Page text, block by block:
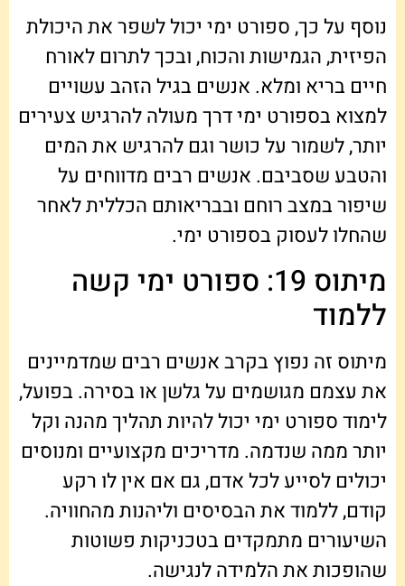
נוסף על כך, ספורט ימי יכול לשפר את היכולת
הפיזית, הגמישות והכוח, ובכך לתרום לאורח
חיים בריא ומלא. אנשים בגיל הזהב עשויים
למצוא בספורט ימי דרך מעולה להרגיש צעירים
יותר, לשמור על כושר וגם להרגיש את המים
והטבע שסביבם. אנשים רבים מדווחים על
שיפור במצב רוחם ובבריאותם הכללית לאחר
שהחלו לעסוק בספורט ימי.
מיתוס 19: ספורט ימי קשה
ללמוד
מיתוס זה נפוץ בקרב אנשים רבים שמדמיינים
את עצמם מגושמים על גלשן או בסירה. בפועל,
לימוד ספורט ימי יכול להיות תהליך מהנה וקל
יותר ממה שנדמה. מדריכים מקצועיים ומנוסים
יכולים לסייע לכל אדם, גם אם אין לו רקע
קודם, ללמוד את הבסיסים וליהנות מהחוויה.
השיעורים מתמקדים בטכניקות פשוטות
שהופכות את הלמידה לנגישה.